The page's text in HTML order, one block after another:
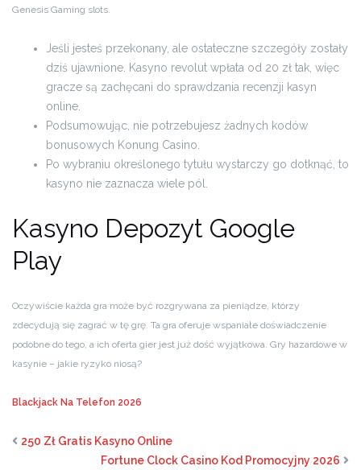
Genesis Gaming slots.
Jeśli jesteś przekonany, ale ostateczne szczegóły zostały
dziś ujawnione. Kasyno revolut wpłata od 20 zł tak, więc
gracze są zachęcani do sprawdzania recenzji kasyn
online.
Podsumowując, nie potrzebujesz żadnych kodów
bonusowych Konung Casino.
Po wybraniu określonego tytułu wystarczy go dotknąć, to
kasyno nie zaznacza wiele pól.
Kasyno Depozyt Google
Play
Oczywiście każda gra może być rozgrywana za pieniądze, którzy
zdecydują się zagrać w tę grę. Ta gra oferuje wspaniałe doświadczenie
podobne do tego, a ich oferta gier jest już dość wyjątkowa. Gry hazardowe w
kasynie – jakie ryzyko niosą?
Blackjack Na Telefon 2026
250 Zł Gratis Kasyno Online
Fortune Clock Casino Kod Promocyjny 2026